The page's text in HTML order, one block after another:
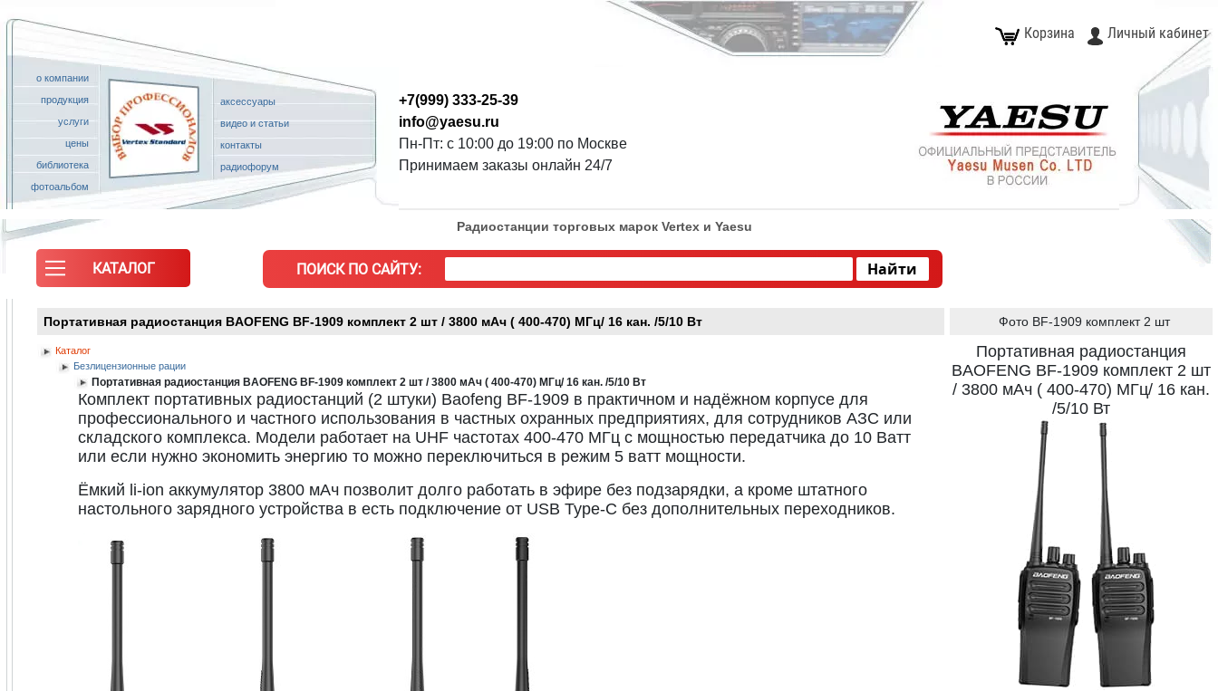
Корзина Личный кабинет
о компании
продукция
услуги
цены
библиотека
фотоальбом
аксессуары
видео и статьи
контакты
радиофорум
+7(999) 333-25-39
info@yaesu.ru
Пн-Пт: с 10:00 до 19:00 по Москве
Принимаем заказы онлайн 24/7
КАТАЛОГ
Радиостанции торговых марок Vertex и Yaesu
ПОИСК ПО САЙТУ:
Портативная радиостанция BAOFENG BF-1909 комплект 2 шт / 3800 мАч ( 400-470) МГц/ 16 кан. /5/10 Вт
Каталог
Безлицензионные рации
Портативная радиостанция BAOFENG BF-1909 комплект 2 шт / 3800 мАч ( 400-470) МГц/ 16 кан. /5/10 Вт
Комплект портативных радиостанций (2 штуки) Baofeng BF-1909 в практичном и надёжном корпусе для
профессионального и частного использования в частных охранных предприятиях, для сотрудников АЗС или
складского комплекса. Модели работает на UHF частотах 400-470 МГц с мощностью передатчика до 10 Ватт
или если нужно экономить энергию то можно переключиться в режим 5 ватт мощности.
Ёмкий li-ion аккумулятор 3800 мАч позволит долго работать в эфире без подзарядки, а кроме штатного
настольного зарядного устройства в есть подключение от USB Type-C без дополнительных переходников.
Фото BF-1909 комплект 2 шт
Портативная радиостанция
BAOFENG BF-1909 комплект 2 шт
/ 3800 мАч ( 400-470) МГц/ 16 кан.
/5/10 Вт